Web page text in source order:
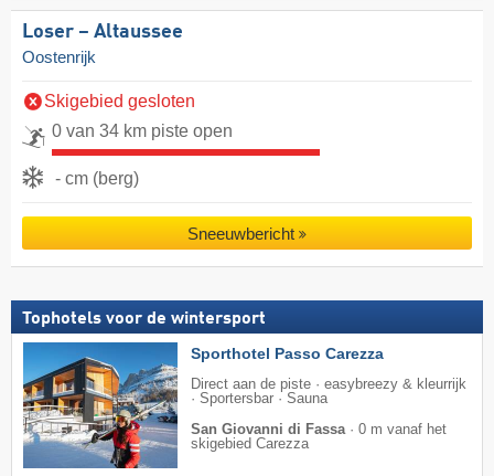
Loser – Altaussee
Oostenrijk
Skigebied gesloten
0 van 34 km piste open
- cm (berg)
Sneeuwbericht
Tophotels voor de wintersport
Sporthotel Passo Carezza
Direct aan de piste · easybreezy & kleurrijk
· Sportersbar · Sauna
San Giovanni di Fassa· 0 m vanaf het
skigebied Carezza